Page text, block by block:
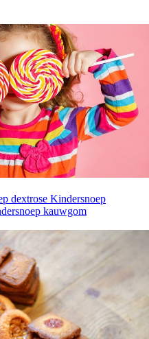
dextrose Kindersnoep
kauwgom